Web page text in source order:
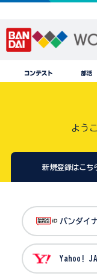
よう
新規登録はこち